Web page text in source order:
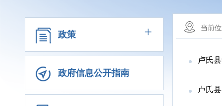
政策 +
政府信息公开指南
当前
卢氏
卢氏县自